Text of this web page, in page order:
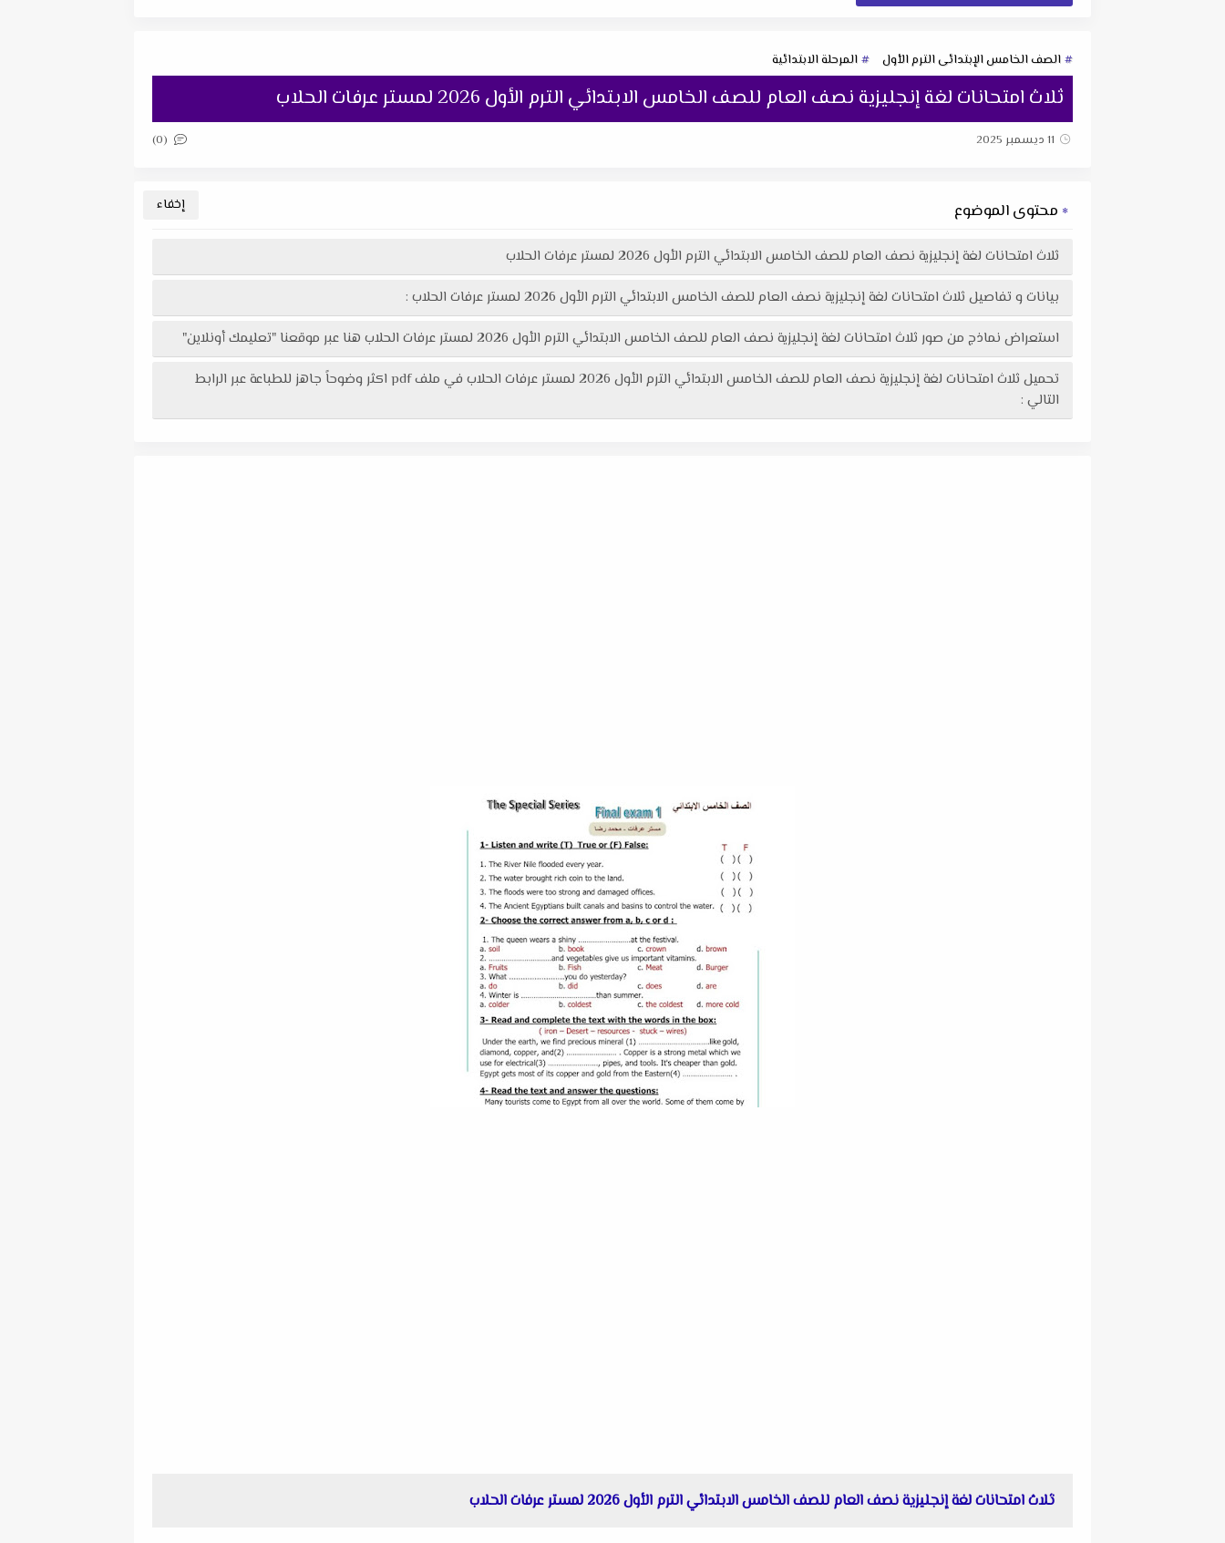
الصف الخامس الإبتدائى الترم الأول المرحلة الابتدائية
ثلاث امتحانات لغة إنجليزية نصف العام للصف الخامس الابتدائي الترم الأول 2026 لمستر عرفات الحلاب
11 ديسمبر 2025 (0)
محتوى الموضوع
ثلاث امتحانات لغة إنجليزية نصف العام للصف الخامس الابتدائي الترم الأول 2026 لمستر عرفات الحلاب
بيانات و تفاصيل ثلاث امتحانات لغة إنجليزية نصف العام للصف الخامس الابتدائي الترم الأول 2026 لمستر عرفات الحلاب :
استعراض نماذج من صور ثلاث امتحانات لغة إنجليزية نصف العام للصف الخامس الابتدائي الترم الأول 2026 لمستر عرفات الحلاب هنا عبر موقعنا "تعليمك أونلاين"
تحميل ثلاث امتحانات لغة إنجليزية نصف العام للصف الخامس الابتدائي الترم الأول 2026 لمستر عرفات الحلاب في ملف pdf اكثر وضوحاً جاهز للطباعة عبر الرابط
التالي :
ثلاث امتحانات لغة إنجليزية نصف العام للصف الخامس الابتدائي الترم الأول 2026 لمستر عرفات الحلاب